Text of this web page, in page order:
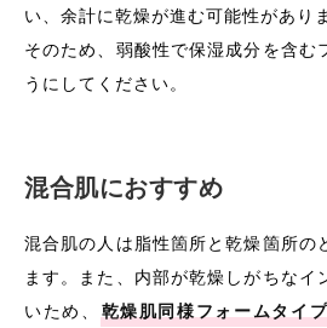
い、余計に乾燥が進む可能性があり
そのため、弱酸性で保湿成分を含む
うにしてください。
混合肌におすすめ
混合肌の人は脂性箇所と乾燥箇所の
ます。また、内部が乾燥しがちなイ
いため、 乾燥肌同様フォームタイ